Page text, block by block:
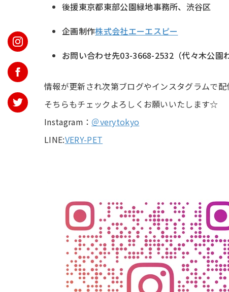
後援東京都東部公園緑地事務所、渋谷区
企画制作株式会社エーエスピー
お問い合わせ先03-3668-2532（代々木公
情報が更新され次第ブログやインスタグラムで
そちらもチェックよろしくお願いいたします☆
Instagram： ＠verytokyo
LINE:VERY-PET